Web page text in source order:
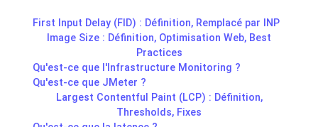
First Input Delay (FID) : Définition, Remplacé par INP
Image Size : Définition, Optimisation Web, Best
Practices
Qu'est-ce que l'Infrastructure Monitoring ?
Qu'est-ce que JMeter ?
Largest Contentful Paint (LCP) : Définition,
Thresholds, Fixes